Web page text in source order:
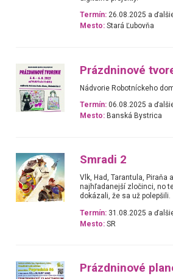
Termín: 26.08.2025 a
Mesto: Stará Ľubovňa
Prázdninové
Nádvorie Robotníckeho
Termín: 06.08.2025 a
Mesto: Banská Bystrica
Smradi 2
Vlk, Had, Tarantula, Piraňa
najhľadanejší zločinci, no
dokázali, že sa už polepšili.
Termín: 31.08.2025 a
Mesto: SR
Prázdninové